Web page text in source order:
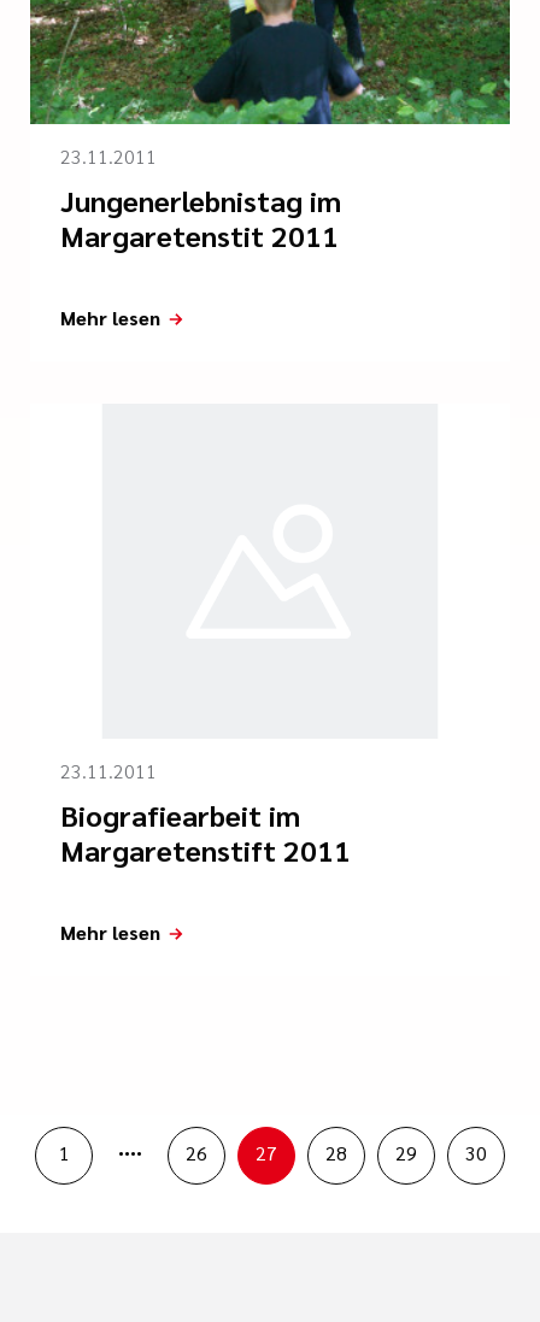
23.11.2011
Jungenerlebnistag im
Margaretenstit 2011
Mehr lesen
23.11.2011
Biografiearbeit im
Margaretenstift 2011
Mehr lesen
1 .... 26 27 28 29 30